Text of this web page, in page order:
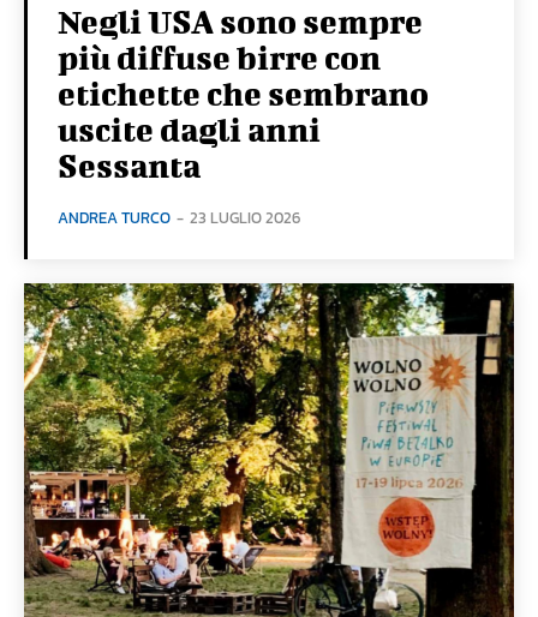
Negli USA sono sempre
più diffuse birre con
etichette che sembrano
uscite dagli anni
Sessanta
ANDREA TURCO - 23 LUGLIO 2026